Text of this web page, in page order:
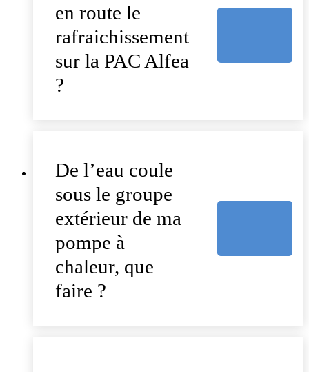
en route le
rafraichissement
sur la PAC Alfea
?
De l’eau coule
sous le groupe
extérieur de ma
pompe à
chaleur, que
faire ?